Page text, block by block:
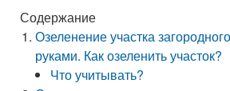
Содержание
Озеленение участка
руками. Как озеленить участок?
Что учитывать?